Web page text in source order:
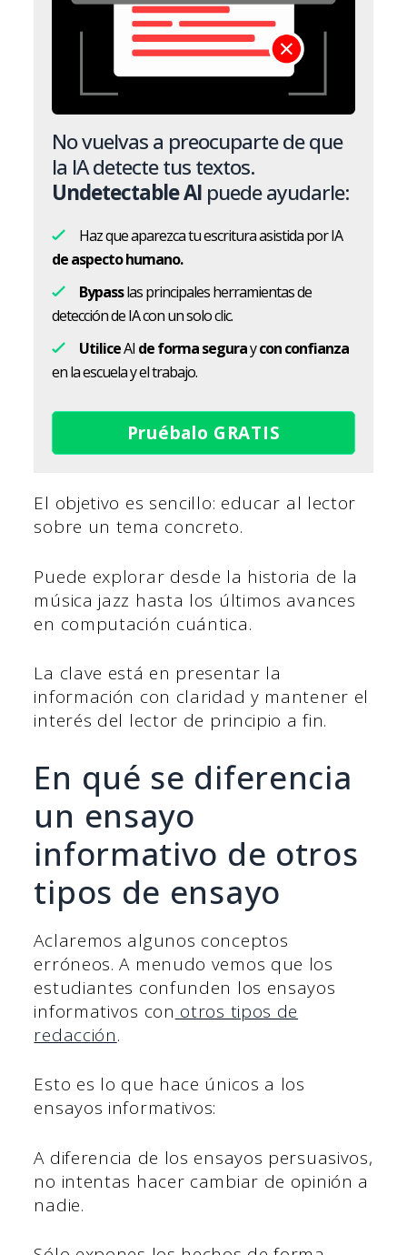
No vuelvas a preocuparte de que
la IA detecte tus textos.
Undetectable AI puede ayudarle:
Haz que aparezca tu escritura asistida por IA
de aspecto humano.
Bypasslas principales herramientas de
detección de IA con un solo clic.
UtiliceAI de forma seguraycon confianza
en la escuela y el trabajo.
Pruébalo GRATIS
El objetivo es sencillo: educar al lector
sobre un tema concreto.
Puede explorar desde la historia de la
música jazz hasta los últimos avances
en computación cuántica.
La clave está en presentar la
información con claridad y mantener el
interés del lector de principio a fin.
En qué se diferencia
un ensayo
informativo de otros
tipos de ensayo
Aclaremos algunos conceptos
erróneos. A menudo vemos que los
estudiantes confunden los ensayos
informativos con otros tipos de
redacción.
Esto es lo que hace únicos a los
ensayos informativos:
A diferencia de los ensayos persuasivos,
no intentas hacer cambiar de opinión a
nadie.